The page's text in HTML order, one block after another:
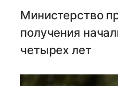
Министерство
получения
четырех лет